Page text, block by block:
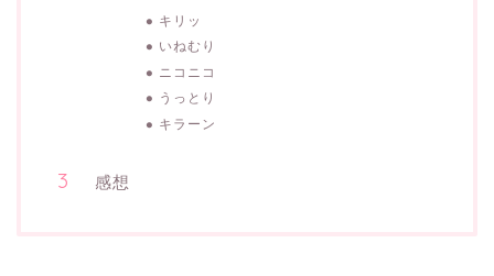
キリッ
いねむり
ニコニコ
うっとり
キラーン
感想